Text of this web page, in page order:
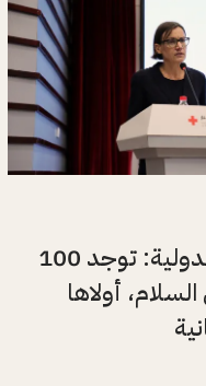
رئيسة اللجنة الدولية: توجد 100
أولاها